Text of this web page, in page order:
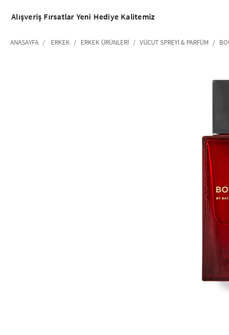
Alışveriş Fırsatlar Yeni Hediye Kalitemiz
ANASAYFA ERKEK ERKEK ÜRÜNLERI VÜCUT SPREYI & PARFÜM